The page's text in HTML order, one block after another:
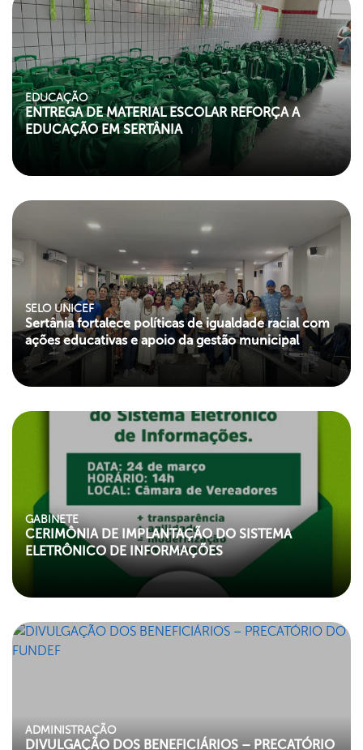
EDUCAÇÃO
ENTREGA DE MATERIAL ESCOLAR REFORÇA A
EDUCAÇÃO EM SERTÂNIA
SELO UNICEF
Sertânia fortalece políticas de igualdade racial com
ações educativas e apoio da gestão municipal
GABINETE
CERIMÔNIA DE IMPLANTAÇÃO DO SISTEMA
ELETRÔNICO DE INFORMAÇÕES
ADMINISTRAÇÃO
DIVULGAÇÃO DOS BENEFICIÁRIOS – PRECATÓRIO